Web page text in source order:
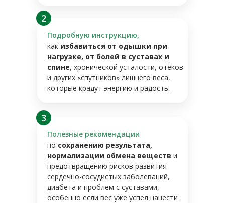
Подробную инструкцию,
как избавиться от одышки при
нагрузке, от болей в суставах и
спине, хронической усталости, отёков
и других «спутников» лишнего веса,
которые крадут энергию и радость.
Полезные рекомендации
по сохранению результата,
нормализации обмена веществ и
предотвращению рисков развития
сердечно-сосудистых заболеваний,
диабета и проблем с суставами,
особенно если вес уже успел нанести
2
3